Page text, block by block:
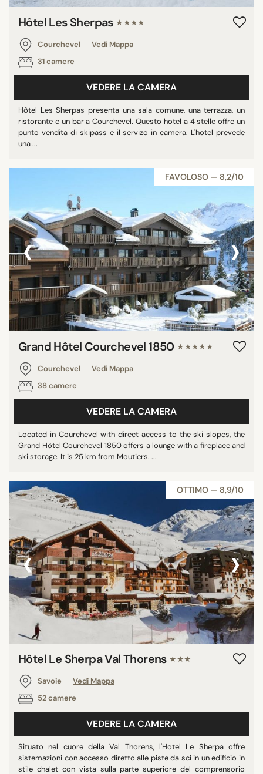
Hôtel Les Sherpas ★★★★
Courchevel
Vedi Mappa
31 camere
VEDERE LA CAMERA
Hôtel Les Sherpas presenta una sala comune, una terrazza, un
ristorante e un bar a Courchevel. Questo hotel a 4 stelle offre un
punto vendita di skipass e il servizo in camera. L'hotel prevede
una ...
FAVOLOSO — 8,2/10
‹ ›
Grand Hôtel Courchevel 1850 ★★★★★
Courchevel
Vedi Mappa
38 camere
VEDERE LA CAMERA
Located in Courchevel with direct access to the ski slopes, the
Grand Hôtel Courchevel 1850 offers a lounge with a fireplace and
ski storage. It is 25 km from Moutiers. ...
OTTIMO — 8,9/10
‹ ›
Hôtel Le Sherpa Val Thorens ★★★
Savoie
Vedi Mappa
52 camere
VEDERE LA CAMERA
Situato nel cuore della Val Thorens, l'Hotel Le Sherpa offre
sistemazioni con accesso diretto alle piste da sci in un edificio in
stile chalet con vista sulla parte superiore del comprensorio